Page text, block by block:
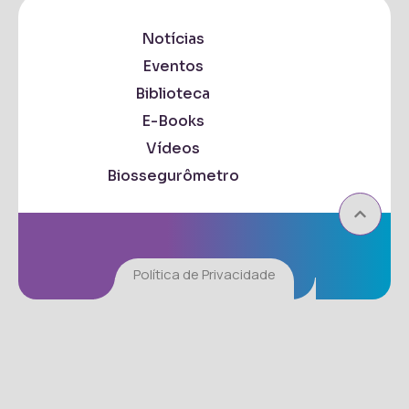
Notícias
Eventos
Biblioteca
E-Books
Vídeos
Biossegurômetro
Política de Privacidade